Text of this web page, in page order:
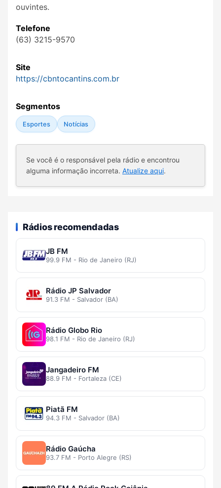
ouvintes.
Telefone
(63) 3215-9570
Site
https://cbntocantins.com.br
Segmentos
Esportes Notícias
Se você é o responsável pela rádio e encontrou
alguma informação incorreta. Atualize aqui.
Rádios recomendadas
JB FM
99.9 FM - Rio de Janeiro (RJ)
Rádio JP Salvador
91.3 FM - Salvador (BA)
Rádio Globo Rio
98.1 FM - Rio de Janeiro (RJ)
Jangadeiro FM
88.9 FM - Fortaleza (CE)
Piatã FM
94.3 FM - Salvador (BA)
Rádio Gaúcha
93.7 FM - Porto Alegre (RS)